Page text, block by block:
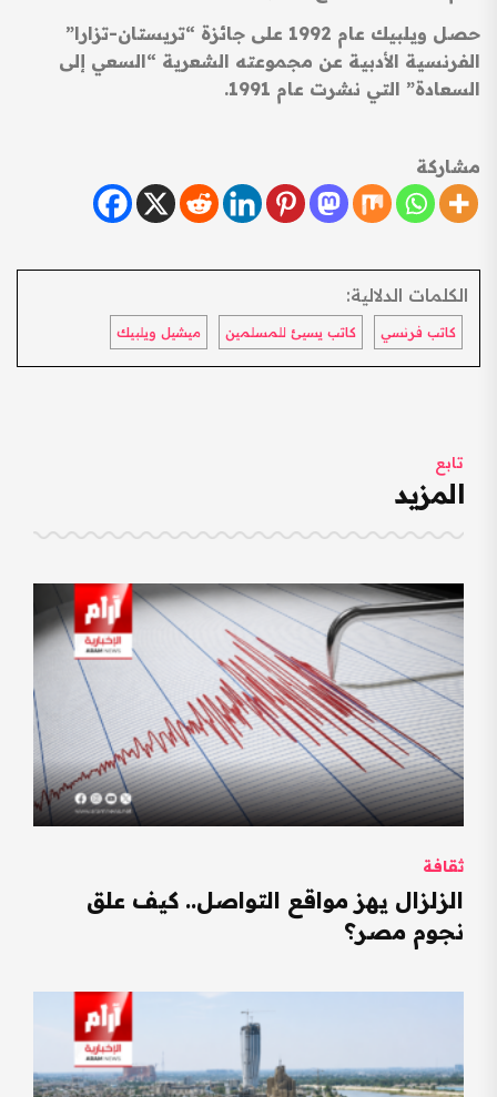
حصل ويلبيك عام 1992 على جائزة “تريستان-تزارا”
الفرنسية الأدبية عن مجموعته الشعرية “السعي إلى
السعادة” التي نشرت عام 1991.
مشاركة
الكلمات الدلالية:
كاتب فرنسي كاتب يسيئ للمسلمين ميشيل ويلبيك
تابع
المزيد
ثقافة
الزلزال يهز مواقع التواصل.. كيف علق
نجوم مصر؟